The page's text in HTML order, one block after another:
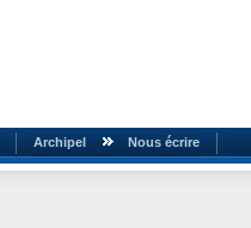
Archipel Nous écrire